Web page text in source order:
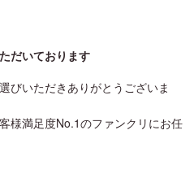
だいております
びいただきありがとうございま
様満足度No.1のファンクリにお任